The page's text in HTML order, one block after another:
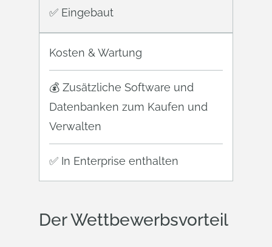
✅ Eingebaut
Kosten & Wartung
💰 Zusätzliche Software und
Datenbanken zum Kaufen und
Verwalten
✅ In Enterprise enthalten
Der Wettbewerbsvorteil